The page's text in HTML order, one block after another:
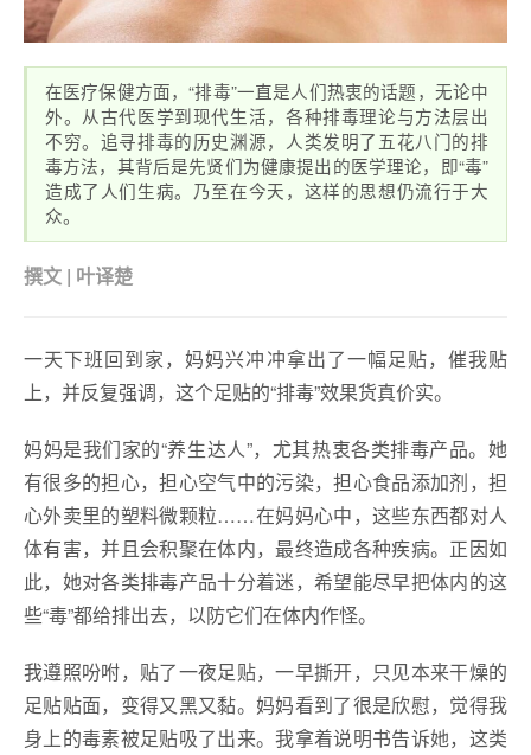
在医疗保健方面，“排毒”一直是人们热衷的话题，无论中
外。从古代医学到现代生活，各种排毒理论与方法层出
不穷。追寻排毒的历史渊源，人类发明了五花八门的排
毒方法，其背后是先贤们为健康提出的医学理论，即“毒”
造成了人们生病。乃至在今天，这样的思想仍流行于大
众。
撰文 | 叶译楚
一天下班回到家，妈妈兴冲冲拿出了一幅足贴，催我贴
上，并反复强调，这个足贴的“排毒”效果货真价实。
妈妈是我们家的“养生达人”，尤其热衷各类排毒产品。她
有很多的担心，担心空气中的污染，担心食品添加剂，担
心外卖里的塑料微颗粒……在妈妈心中，这些东西都对人
体有害，并且会积聚在体内，最终造成各种疾病。正因如
此，她对各类排毒产品十分着迷，希望能尽早把体内的这
些“毒”都给排出去，以防它们在体内作怪。
我遵照吩咐，贴了一夜足贴，一早撕开，只见本来干燥的
足贴贴面，变得又黑又黏。妈妈看到了很是欣慰，觉得我
身上的毒素被足贴吸了出来。我拿着说明书告诉她，这类